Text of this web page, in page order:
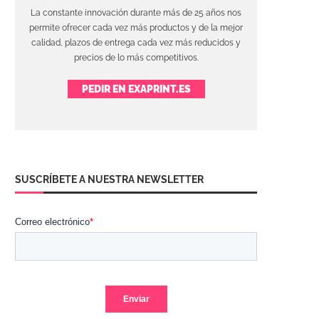
La constante innovación durante más de 25 años nos
permite ofrecer cada vez más productos y de la mejor
calidad, plazos de entrega cada vez más reducidos y
precios de lo más competitivos.
PEDIR EN EXAPRINT.ES
SUSCRÍBETE A NUESTRA NEWSLETTER